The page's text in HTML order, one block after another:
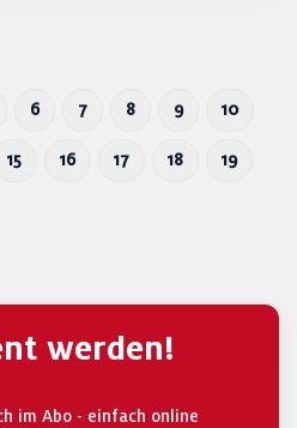
6 7 8 9 10
15 16 17 18 19
werden!
im Abo - einfach online